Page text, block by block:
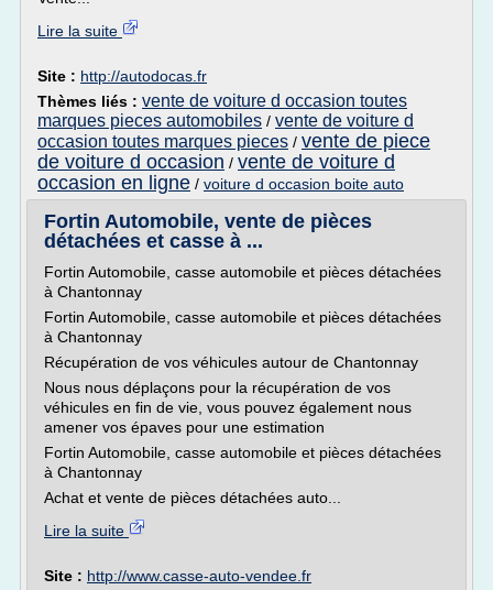
Lire la suite
Site : http://autodocas.fr
Thèmes liés : vente de voiture d occasion toutes
marques pieces automobiles / vente de voiture d
occasion toutes marques pieces / vente de piece
de voiture d occasion / vente de voiture d
occasion en ligne / voiture d occasion boite auto
Fortin Automobile, vente de pièces
détachées et casse à ...
Fortin Automobile, casse automobile et pièces détachées
à Chantonnay
Fortin Automobile, casse automobile et pièces détachées
à Chantonnay
Récupération de vos véhicules autour de Chantonnay
Nous nous déplaçons pour la récupération de vos
véhicules en fin de vie, vous pouvez également nous
amener vos épaves pour une estimation
Fortin Automobile, casse automobile et pièces détachées
à Chantonnay
Achat et vente de pièces détachées auto...
Lire la suite
Site : http://www.casse-auto-vendee.fr